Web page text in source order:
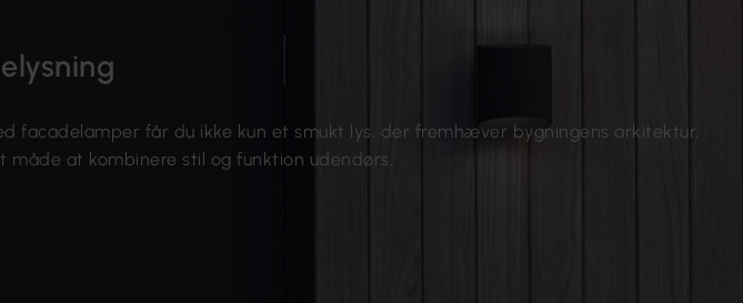
facadelamper får du ikke kun et smukt lys, der fremhæver bygningens arkitektur,
at kombinere stil og funktion udendørs.